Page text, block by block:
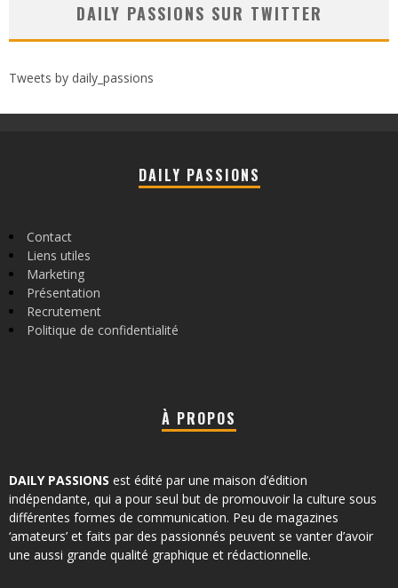
DAILY PASSIONS SUR TWITTER
Tweets by daily_passions
DAILY PASSIONS
Contact
Liens utiles
Marketing
Présentation
Recrutement
Politique de confidentialité
À PROPOS
DAILY PASSIONS est édité par une maison d’édition
indépendante, qui a pour seul but de promouvoir la culture sous
différentes formes de communication. Peu de magazines
‘amateurs’ et faits par des passionnés peuvent se vanter d’avoir
une aussi grande qualité graphique et rédactionnelle.